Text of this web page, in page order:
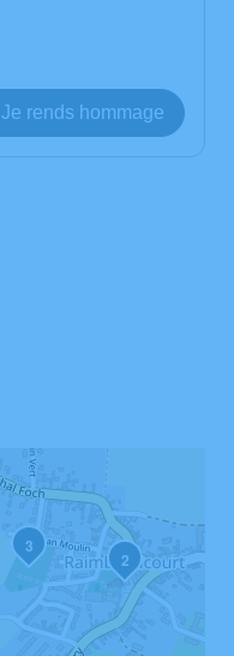
Je rends hommage
2
3